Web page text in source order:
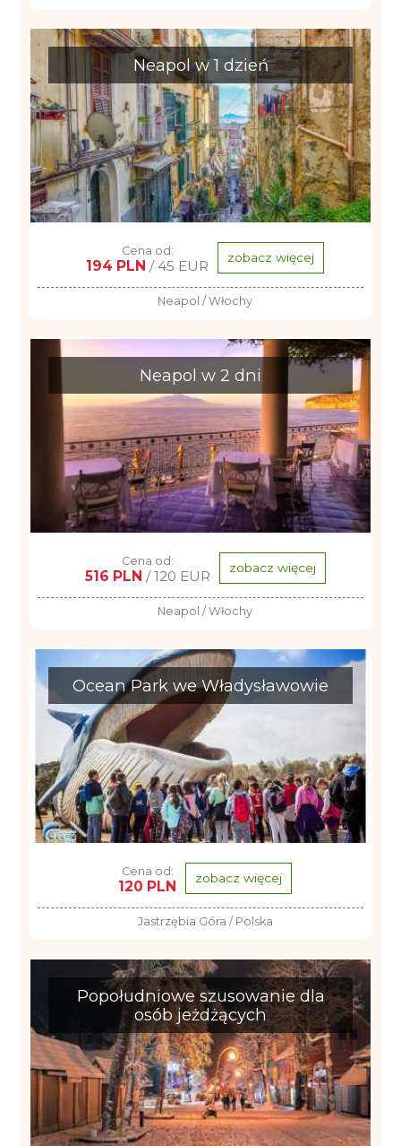
Neapol w 1 dzień
Cena od:
194 PLN / 45 EUR zobacz więcej
Neapol / Włochy
Neapol w 2 dni
Cena od:
516 PLN / 120 EUR zobacz więcej
Neapol / Włochy
Ocean Park we Władysławowie
Cena od:
120 PLN zobacz więcej
Jastrzębia Góra / Polska
Popołudniowe szusowanie dla
osób jeżdżących